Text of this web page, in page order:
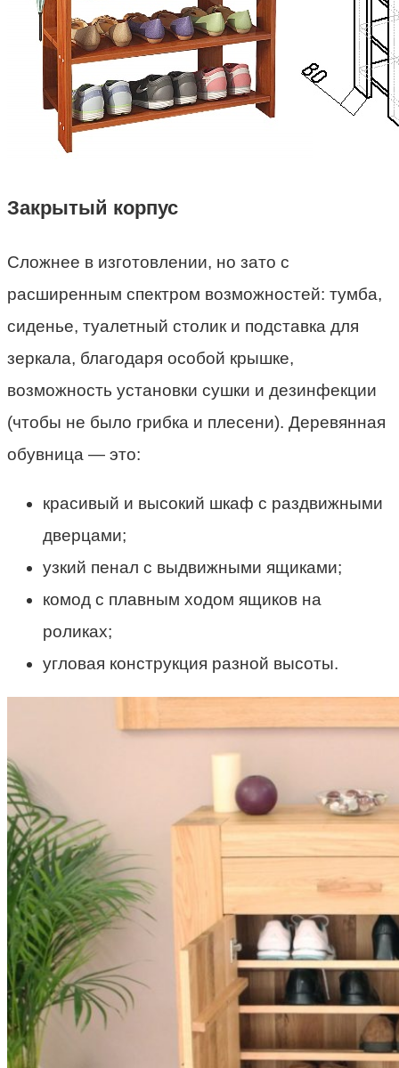
Закрытый корпус
Сложнее в изготовлении, но зато с
расширенным спектром возможностей: тумба,
сиденье, туалетный столик и подставка для
зеркала, благодаря особой крышке,
возможность установки сушки и дезинфекции
(чтобы не было грибка и плесени). Деревянная
обувница — это:
красивый и высокий шкаф с раздвижными
дверцами;
узкий пенал с выдвижными ящиками;
комод с плавным ходом ящиков на
роликах;
угловая конструкция разной высоты.